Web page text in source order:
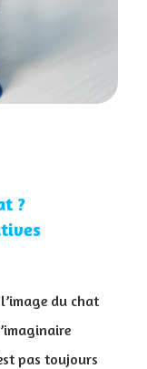
?
l’image du chat
pas toujours